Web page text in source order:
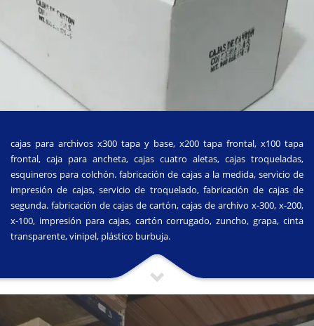
cajas para archivos x300 tapa y base, x200 tapa frontal, x100 tapa
frontal, caja para ancheta, cajas cuatro aletas, cajas troqueladas,
esquineros para colchón. fabricación de cajas a la medida, servicio de
impresión de cajas, servicio de troquelado, fabricación de cajas de
segunda. fabricación de cajas de cartón, cajas de archivo x-300, x-200,
x-100, impresión para cajas, cartón corrugado, zuncho, grapa, cinta
transparente, vinipel, plástico burbuja.